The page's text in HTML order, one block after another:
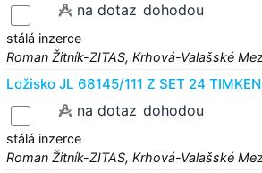
na dotaz dohodou
stálá inzerce
Roman Žitník-ZITAS, Krhová-Valašské
Ložisko JL 68145/111 Z SET 24 TIMKEN
na dotaz dohodou
stálá inzerce
Roman Žitník-ZITAS, Krhová-Valašské